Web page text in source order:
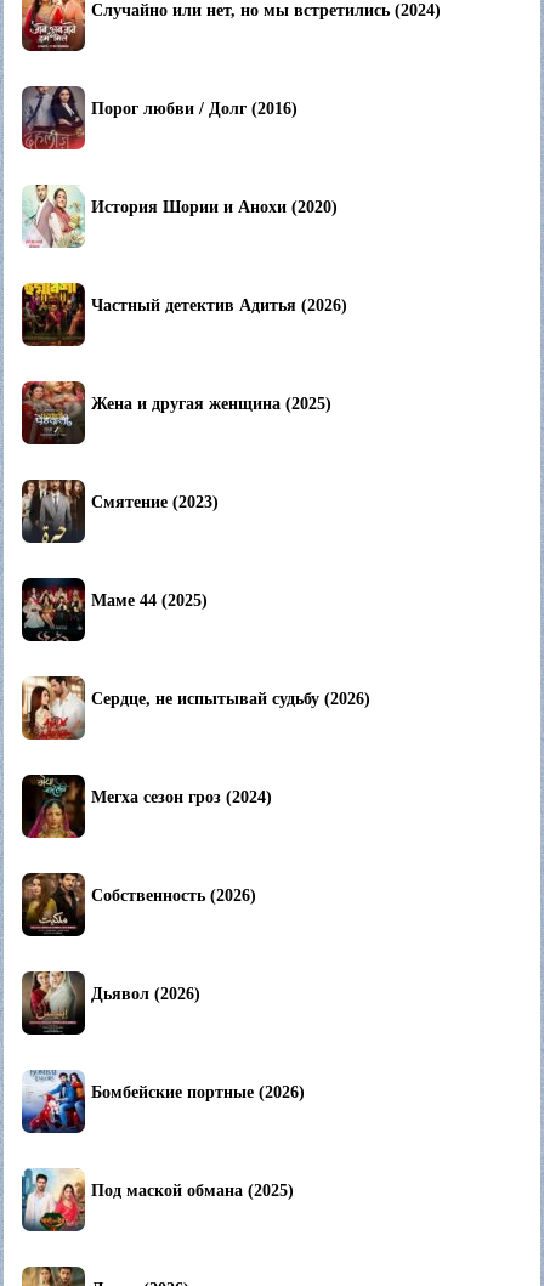
Случайно или нет, но мы встретились (2024)
Порог любви / Долг (2016)
История Шории и Анохи (2020)
Частный детектив Адитья (2026)
Жена и другая женщина (2025)
Смятение (2023)
Маме 44 (2025)
Сердце, не испытывай судьбу (2026)
Мегха сезон гроз (2024)
Собственность (2026)
Дьявол (2026)
Бомбейские портные (2026)
Под маской обмана (2025)